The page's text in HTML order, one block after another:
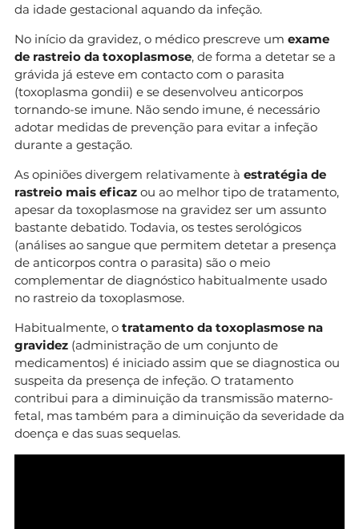
da idade gestacional aquando da infeção.
No início da gravidez, o médico prescreve um exame
de rastreio da toxoplasmose, de forma a detetar se a
grávida já esteve em contacto com o parasita
(toxoplasma gondii) e se desenvolveu anticorpos
tornando-se imune. Não sendo imune, é necessário
adotar medidas de prevenção para evitar a infeção
durante a gestação.
As opiniões divergem relativamente à estratégia de
rastreio mais eficaz ou ao melhor tipo de tratamento,
apesar da toxoplasmose na gravidez ser um assunto
bastante debatido. Todavia, os testes serológicos
(análises ao sangue que permitem detetar a presença
de anticorpos contra o parasita) são o meio
complementar de diagnóstico habitualmente usado
no rastreio da toxoplasmose.
Habitualmente, o tratamento da toxoplasmose na
gravidez (administração de um conjunto de
medicamentos) é iniciado assim que se diagnostica ou
suspeita da presença de infeção. O tratamento
contribui para a diminuição da transmissão materno-
fetal, mas também para a diminuição da severidade da
doença e das suas sequelas.